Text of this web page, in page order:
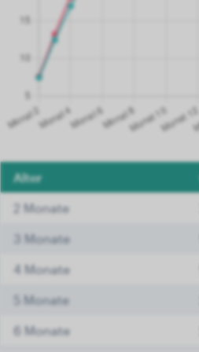
Alter
2 Monate
3 Monate
4 Monate
5 Monate
6 Monate